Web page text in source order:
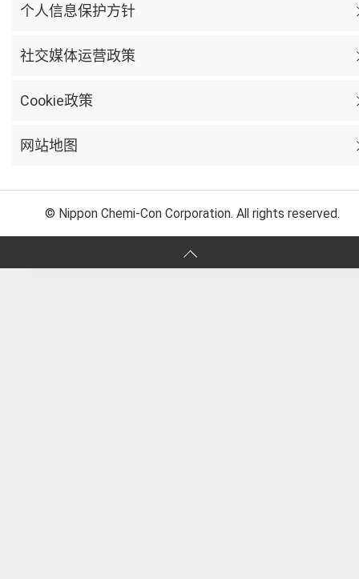
个人信息保护方针
社交媒体运营政策
Cookie政策
网站地图
© Nippon Chemi-Con Corporation. All rights reserved.